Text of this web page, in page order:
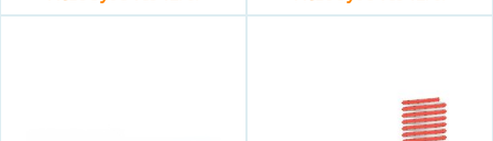
Počet sepnutí